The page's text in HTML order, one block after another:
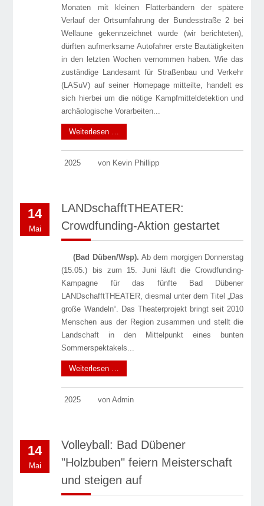
Monaten mit kleinen Flatterbändern der spätere
Verlauf der Ortsumfahrung der Bundesstraße 2 bei
Wellaune gekennzeichnet wurde (wir berichteten),
dürften aufmerksame Autofahrer erste Bautätigkeiten
in den letzten Wochen vernommen haben. Wie das
zuständige Landesamt für Straßenbau und Verkehr
(LASuV) auf seiner Homepage mitteilte, handelt es
sich hierbei um die nötige Kampfmitteldetektion und
archäologische Vorarbeiten...
Weiterlesen …
2025 von Kevin Phillipp
14
Mai
LANDschafftTHEATER:
Crowdfunding-Aktion gestartet
(Bad Düben/Wsp). Ab dem morgigen Donnerstag
(15.05.) bis zum 15. Juni läuft die Crowdfunding-
Kampagne für das fünfte Bad Dübener
LANDschafftTHEATER, diesmal unter dem Titel „Das
große Wandeln“. Das Theaterprojekt bringt seit 2010
Menschen aus der Region zusammen und stellt die
Landschaft in den Mittelpunkt eines bunten
Sommerspektakels...
Weiterlesen …
2025 von Admin
14
Mai
Volleyball: Bad Dübener
"Holzbuben" feiern Meisterschaft
und steigen auf